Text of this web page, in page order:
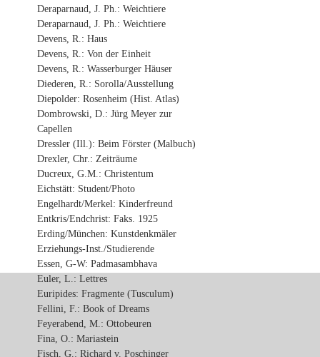
Deraparnaud, J. Ph.: Weichtiere
Deraparnaud, J. Ph.: Weichtiere
Devens, R.: Haus
Devens, R.: Von der Einheit
Devens, R.: Wasserburger Häuser
Diederen, R.: Sorolla/Ausstellung
Diepolder: Rosenheim (Hist. Atlas)
Dombrowski, D.: Jürg Meyer zur
Capellen
Dressler (Ill.): Beim Förster (Malbuch)
Drexler, Chr.: Zeiträume
Ducreux, G.M.: Christentum
Eichstätt: Student/Photo
Engelhardt/Merkel: Kinderfreund
Entkris/Endchrist: Faks. 1925
Erding/München: Kunstdenkmäler
Erziehungs-Inst./Studierende
Essen, G-W: Padmasambhava
Euler, L.: Lettres
Euripides: Fragmente (Tusculum)
Fellini, F.: Book of Dreams
Feyerabend, M.: Ottobeuren
Fina, O.: Mariastein
Fisch, G.: Richard v. Poschinger